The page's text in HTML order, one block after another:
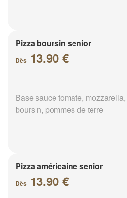
Pizza boursin senior
Dès 13.90 €
Base sauce tomate,
boursin, pommes de terre
Pizza américaine senior
Dès 13.90 €